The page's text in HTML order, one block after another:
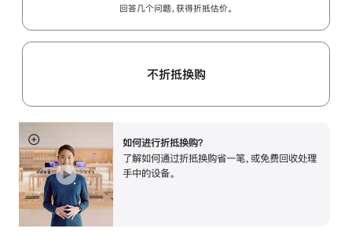
回答几个问题，获得折抵估价。
不折抵换购
如何进行折抵换购？
了解如何通过折抵换购省一笔，或免费回收处理
手中的设备。
展
开